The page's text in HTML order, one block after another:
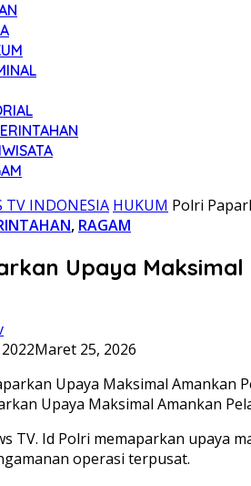
TV INDONESIA HUKUM Polri
, RAGAM
Upaya
Maret 25, 2026
Upaya Maksimal Amankan
TV. Id Polri memaparkan
operasi terpusat.